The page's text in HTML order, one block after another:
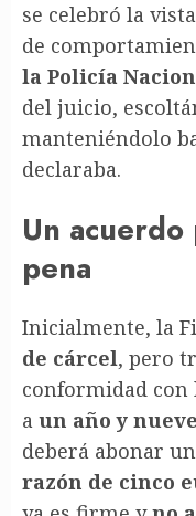
se celebró la
de
la Policía
del juicio,
manteniéndolo
declaraba.
Un
pena
Inicialmente, la
de cárcel, pero
conformidad con
a un año y
deberá abonar
razón de cinco